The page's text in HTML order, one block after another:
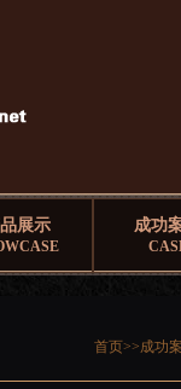
展示 成功
首页>>成功